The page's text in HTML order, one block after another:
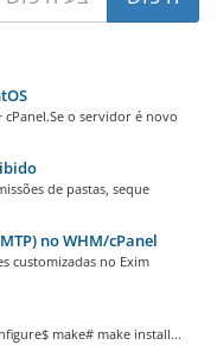
o servidor é novo
de pastas, seque
no WHM/cPanel
customizadas no Exim
make# make install...